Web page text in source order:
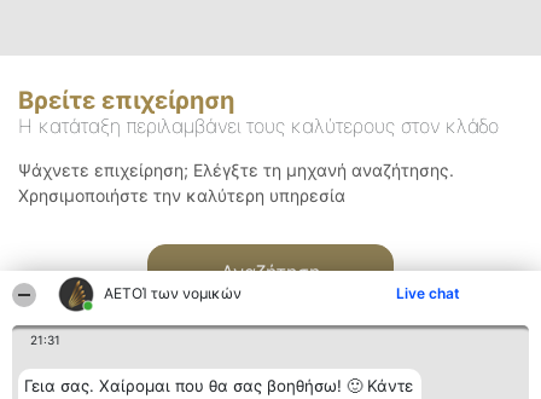
ΑΕΤΟΊ των νομικών Live chat
21:31
Γεια σας. Χαίρομαι που θα σας βοηθήσω! 🙂 Κάντε
Βρείτε επιχείρηση
Η κατάταξη περιλαμβάνει τους καλύτερους στον κλάδο
Ψάχνετε επιχείρηση; Ελέγξτε τη μηχανή αναζήτησης.
Χρησιμοποιήστε την καλύτερη υπηρεσία
Αναζήτηση